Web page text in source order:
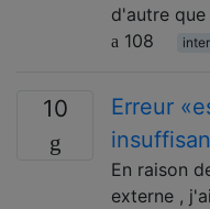
d'autre
108
10
Erreur
En raison
externe ,